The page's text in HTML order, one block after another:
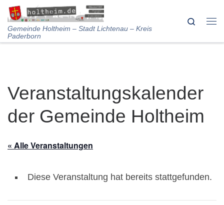
Skip to content
Gemeinde Holtheim – Stadt Lichtenau – Kreis
Paderborn
Search
Veranstaltungskalender
der Gemeinde Holtheim
« Alle Veranstaltungen
Diese Veranstaltung hat bereits stattgefunden.